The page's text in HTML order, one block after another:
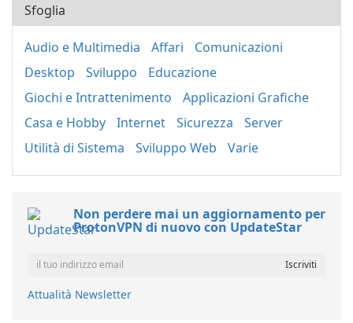
Sfoglia
Audio e Multimedia Affari
Comunicazioni
Desktop
Sviluppo
Educazione
Giochi e Intrattenimento
Applicazioni Grafiche
Casa e Hobby
Internet Sicurezza
Server
Utilità di Sistema
Sviluppo Web Varie
Non perdere mai un aggiornamento per
ProtonVPN di nuovo con UpdateStar
Attualità Newsletter